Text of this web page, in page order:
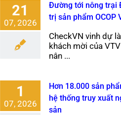
21
07, 2026
Đường tới nông trại
trị sản phẩm OCOP
CheckVN vinh dự
khách mời của
nân ...
1
07, 2026
Hơn 18.000 sản
hệ thống truy xuất
sản